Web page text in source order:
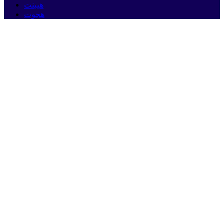
هيبنت
هجوت